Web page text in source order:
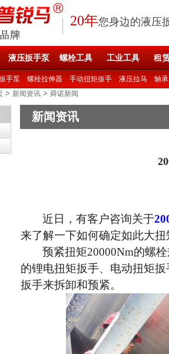
20年您身边的液压
液压扳手泵 螺栓工具 工业工具 租
手泵 螺栓拉伸器 手动扭矩扳手 液压拉马 轴
> 新闻资讯 > 舜诺新闻
新闻资讯
近日，有客户咨询关于
来了解一下如何确定如此大
预紧扭矩20000Nm的螺
的锂电扭矩扳手、电动扭矩
扳手来拆卸和预紧。